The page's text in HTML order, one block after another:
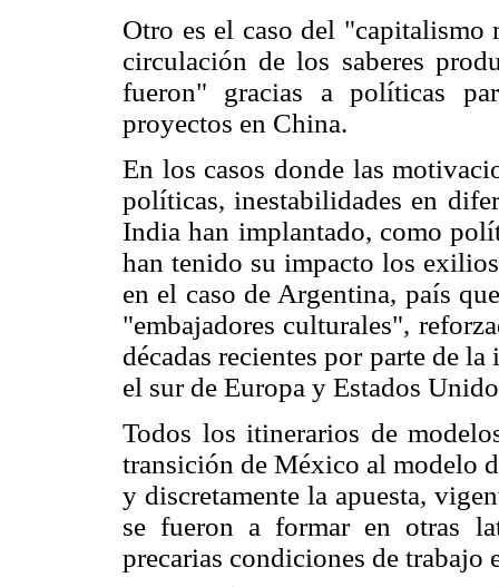
Otro es el caso del
circulación de los saberes
fueron" gracias a políticas
proyectos en China.
En los casos donde las
políticas, inestabilidades en
India han implantado, como
han tenido su impacto los
en el caso de Argentina, país
"embajadores culturales",
décadas recientes por parte de
el sur de Europa y Estados
Todos los itinerarios de
transición de México al modelo
y discretamente la apuesta,
se fueron a formar en otras
precarias condiciones de trabajo